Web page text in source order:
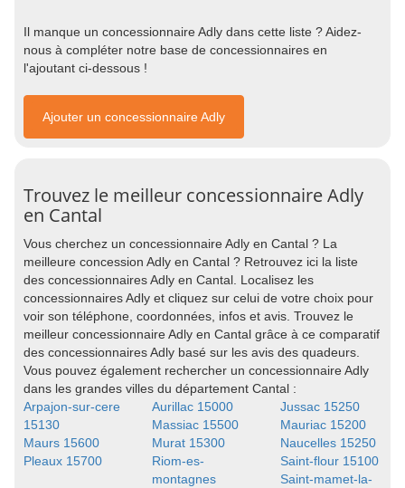
Il manque un concessionnaire Adly dans cette liste ? Aidez-
nous à compléter notre base de concessionnaires en
l'ajoutant ci-dessous !
Ajouter un concessionnaire Adly
Trouvez le meilleur concessionnaire Adly
en Cantal
Vous cherchez un concessionnaire Adly en Cantal ? La
meilleure concession Adly en Cantal ? Retrouvez ici la liste
des concessionnaires Adly en Cantal. Localisez les
concessionnaires Adly et cliquez sur celui de votre choix pour
voir son téléphone, coordonnées, infos et avis. Trouvez le
meilleur concessionnaire Adly en Cantal grâce à ce comparatif
des concessionnaires Adly basé sur les avis des quadeurs.
Vous pouvez également rechercher un concessionnaire Adly
dans les grandes villes du département Cantal :
Arpajon-sur-cere
15130
Aurillac 15000
Jussac 15250
Massiac 15500
Mauriac 15200
Maurs 15600
Murat 15300
Naucelles 15250
Pleaux 15700
Riom-es-
montagnes
Saint-flour 15100
Saint-mamet-la-